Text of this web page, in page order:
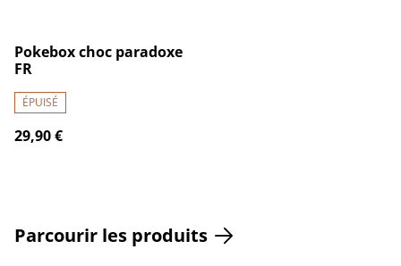
Pokebox choc paradoxe
FR
ÉPUISÉ
29,90 €
Parcourir les produits